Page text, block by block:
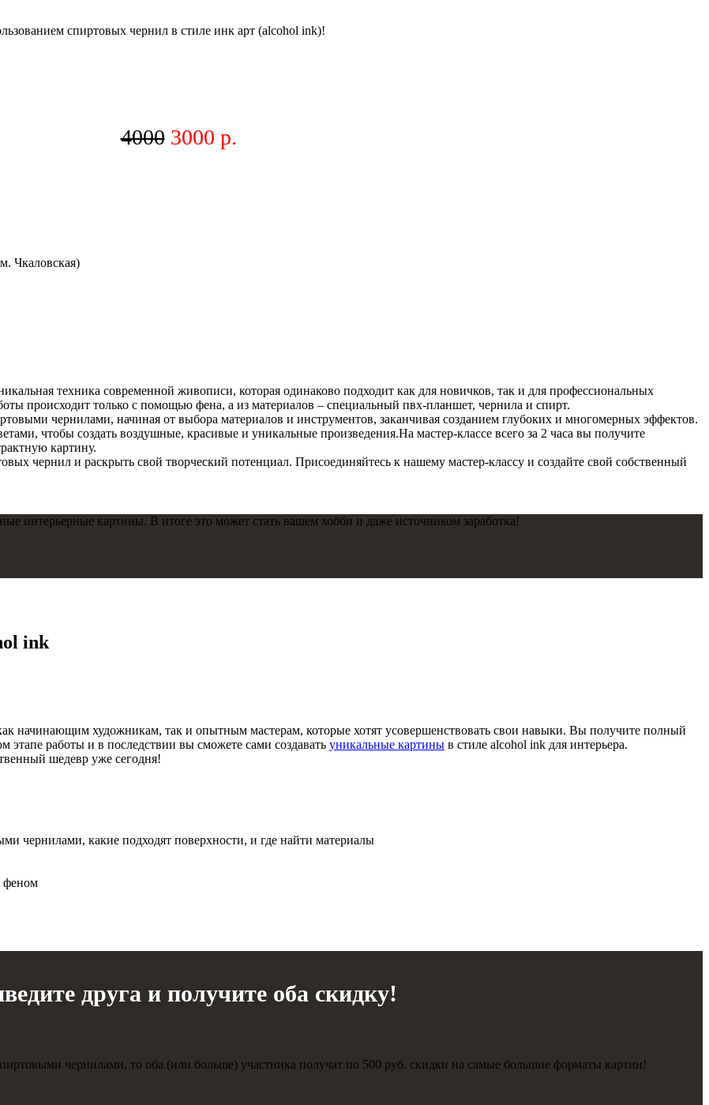
спиртовых чернил в стиле инк арт (alcohol ink)!
4000 3000 р.
Чкаловская)
техника современной живописи, которая одинаково подходит как для новичков, так и для профессиональных
происходит только с помощью фена, а из материалов – специальный пвх-планшет, чернила и спирт.
чернилами, начиная от выбора материалов и инструментов, заканчивая созданием глубоких и многомерных эффектов.
чтобы создать воздушные, красивые и уникальные произведения.На мастер-классе всего за 2 часа вы получите
картину.
чернил и раскрыть свой творческий потенциал. Присоединяйтесь к нашему мастер-классу и создайте свой собственный
интерьерные картины. В итоге это может стать вашем хобби и даже источником заработка!
ink
начинающим художникам, так и опытным мастерам, которые хотят усовершенствовать свои навыки. Вы получите полный
работы и в последствии вы сможете сами создавать уникальные картины в стиле alcohol ink для интерьера.
шедевр уже сегодня!
чернилами, какие подходят поверхности, и где найти материалы
феном
друга и получите оба скидку!
чернилами, то оба (или больше) участника получат по 500 руб. скидки на самые большие форматы картин!